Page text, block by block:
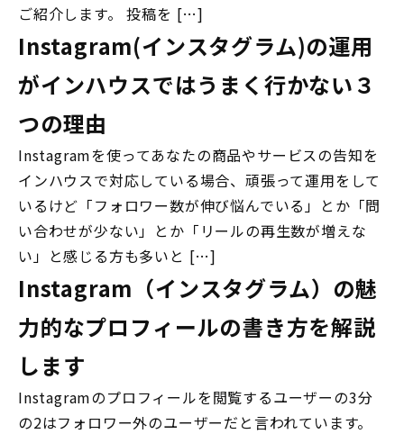
ご紹介します。 投稿を […]
Instagram(インスタグラム)の運用
がインハウスではうまく行かない３
つの理由
Instagramを使ってあなたの商品やサービスの告知を
インハウスで対応している場合、頑張って運用をして
いるけど「フォロワー数が伸び悩んでいる」とか「問
い合わせが少ない」とか「リールの再生数が増えな
い」と感じる方も多いと […]
Instagram（インスタグラム）の魅
力的なプロフィールの書き方を解説
します
Instagramのプロフィールを閲覧するユーザーの3分
の2はフォロワー外のユーザーだと言われています。